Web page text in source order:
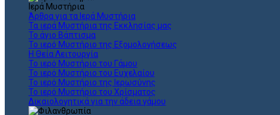
Ιερά Μυστήρια
Άρθρα για τα Ιερά Μυστήρια
Τα ιερά Μυστήρια της Εκκλησίας μας
Το άγιο Βάπτισμα
Το ιερό Μυστήριο της Εξομολογήσεως
Η Θεία Λειτουργία
Το ιερό Μυστήριο του Γάμου
Το ιερό Μυστήριο του Ευχελαίου
Το ιερό Μυστήριο της Ιερωσύνης
Το ιερό Μυστήριο του Χρίσματος
Δικαιολογητικά για την άδεια γάμου